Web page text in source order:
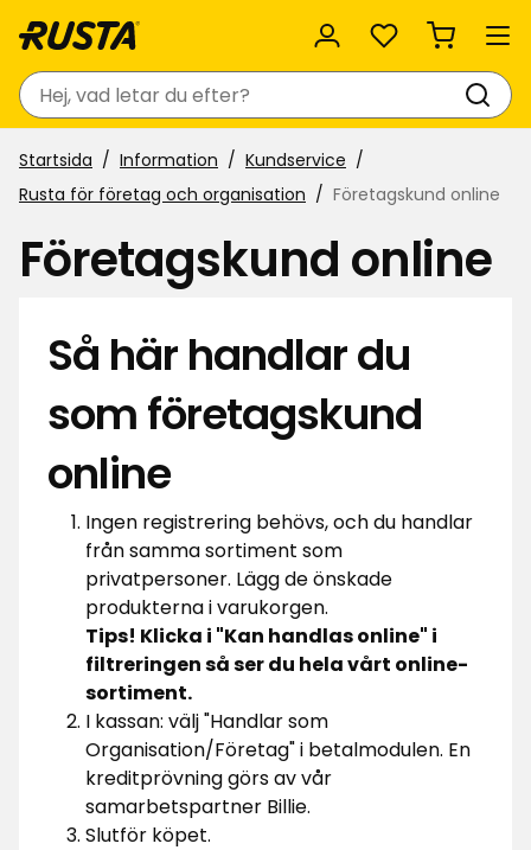
Favoriter
Sök
Startsida Information
Kundservice
Rusta för företag och organisation
Företagskund online
Företagskund online
Så här handlar du
som företagskund
online
Ingen registrering behövs, och du handlar
från samma sortiment som
privatpersoner. Lägg de önskade
produkterna i varukorgen.
Tips! Klicka i "Kan handlas online" i
filtreringen så ser du hela vårt online-
sortiment.
I kassan: välj "Handlar som
Organisation/Företag" i betalmodulen. En
kreditprövning görs av vår
samarbetspartner Billie.
Slutför köpet.